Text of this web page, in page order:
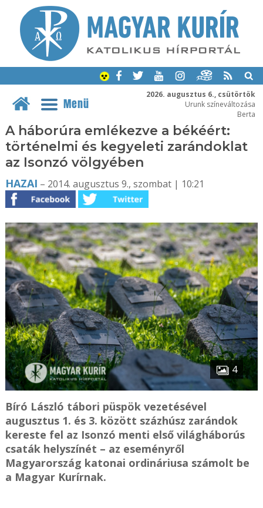
2026. augusztus 6., csütörtök
Urunk színeváltozása
Berta
Menü
A háborúra emlékezve a békéért:
történelmi és kegyeleti zarándoklat
az Isonzó völgyében
HAZAI – 2014. augusztus 9., szombat | 10:21
4
Bíró László tábori püspök vezetésével
augusztus 1. és 3. között százhúsz zarándok
kereste fel az Isonzó menti első világháborús
csaták helyszínét – az eseményről
Magyarország katonai ordináriusa számolt be
a Magyar Kurírnak.